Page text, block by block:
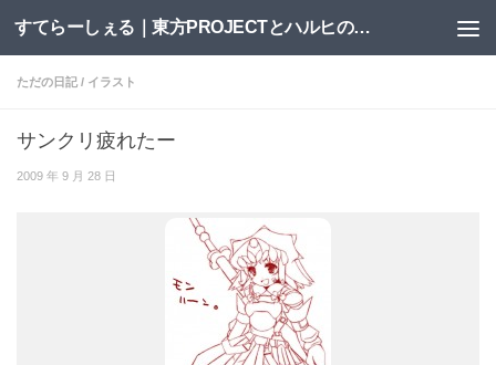
コンテンツへスキップ すてらーしぇる｜東方PROJECTとハルヒの二次創作サイト
ただの日記 / イラスト
サンクリ疲れたー
2009 年 9 月 28 日